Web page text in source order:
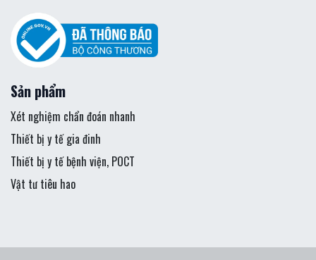
Sản phẩm
Xét nghiệm chẩn đoán nhanh
Thiết bị y tế gia đinh
Thiết bị y tế bệnh viện, POCT
Vật tư tiêu hao